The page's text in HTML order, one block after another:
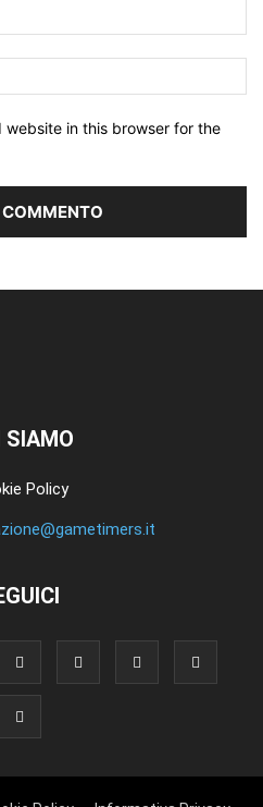
website in this browser for the
SIAMO
Policy